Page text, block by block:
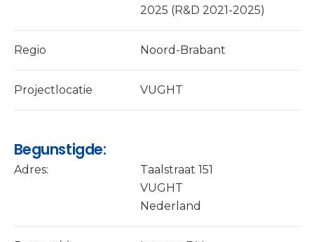
2025 (R&D 2021-2025)
Regio Noord-Brabant
Projectlocatie VUGHT
Begunstigde:
Adres:
Taalstraat 151
VUGHT
Nederland